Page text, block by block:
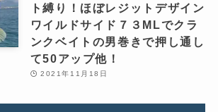
ト縛り！ほぼレジットデザイン
ワイルドサイド７３MLでクラ
ンクベイトの男巻きで押し通し
て50アップ他！
2021年11月18日